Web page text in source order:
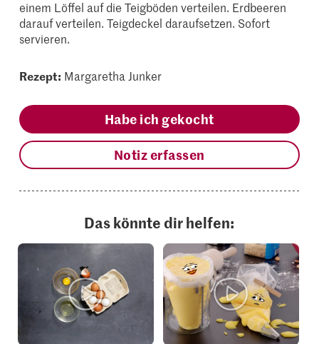
einem Löffel auf die Teigböden verteilen. Erdbeeren
darauf verteilen. Teigdeckel daraufsetzen. Sofort
servieren.
Rezept: Margaretha Junker
Habe ich gekocht
Notiz erfassen
Das könnte dir helfen: